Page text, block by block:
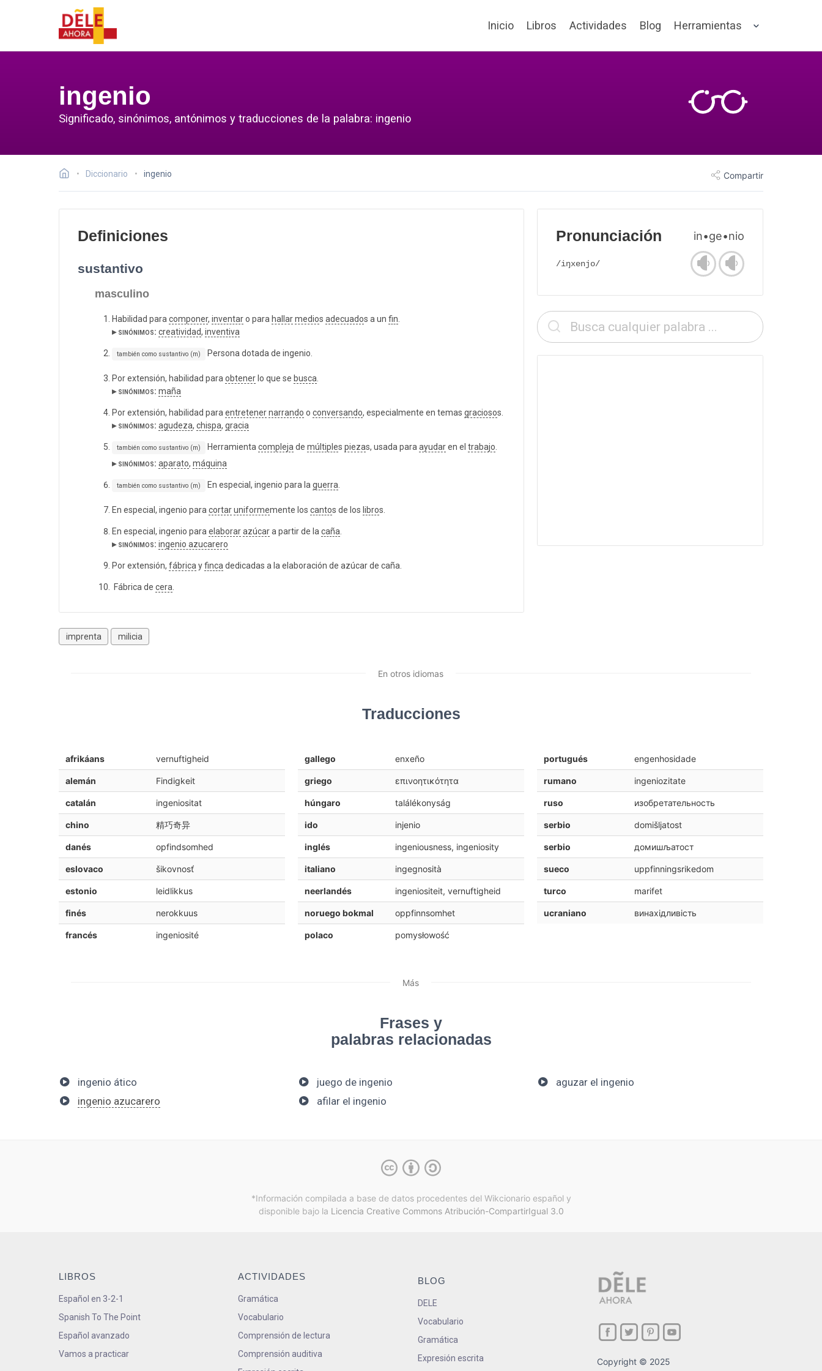
Inicio Libros Actividades Blog Herramientas
ingenio
Significado, sinónimos, antónimos y traducciones de la palabra: ingenio
Diccionario ingenio Compartir
Definiciones
sustantivo
masculino
Habilidad paracomponer, inventaro para hallarmedios adecuados a un fin.
▸ sinónimos: creatividad, inventiva
también como sustantivo (m) Persona dotada de ingenio.
Por extensión, habilidad paraobtener lo que se busca.
▸ sinónimos: maña
Por extensión, habilidad paraentretenernarrando o conversando, especialmente en temas graciosos.
▸ sinónimos: agudeza, chispa, gracia
también como sustantivo (m) Herramientacomplejade múltiples piezas, usada paraayudaren el trabajo.
▸ sinónimos: aparato, máquina
también como sustantivo (m) En especial, ingenio para laguerra.
En especial, ingenio paracortaruniformemente los cantos de los libros.
En especial, ingenio paraelaborarazúcara partir de lacaña.
▸ sinónimos: ingenio azucarero
Por extensión, fábricayfincadedicadas a la elaboración de azúcar de caña.
Fábrica de cera.
imprenta milicia
Pronunciación in•ge•nio
/iŋxenjo/
En otros idiomas
Traducciones
afrikáans vernuftigheid
alemán Findigkeit
catalán ingeniositat
chino 精巧奇异
danés opfindsomhed
eslovaco šikovnosť
estonio leidlikkus
finés nerokkuus
francés ingeniosité
gallego enxeño
griego επινοητικότητα
húngaro találékonyság
ido injenio
inglés ingeniousness, ingeniosity
italiano ingegnosità
neerlandés ingeniositeit, vernuftigheid
noruego bokmal oppfinnsomhet
polaco pomysłowość
portugués engenhosidade
rumano ingeniozitate
ruso изобретательность
serbio domišljatost
serbio домишљатост
sueco uppfinningsrikedom
turco marifet
ucraniano винахідливість
Más
Frases y
palabras relacionadas
ingenio ático
ingenio azucarero
juego de ingenio
afilar el ingenio
aguzar el ingenio
*Información compilada a base de datos procedentes del Wikcionario español y
disponible bajo la Licencia Creative Commons Atribución-CompartirIgual 3.0
LIBROS
Español en 3-2-1
Spanish To The Point
Español avanzado
Vamos a practicar
ACTIVIDADES
Gramática
Vocabulario
Comprensión de lectura
Comprensión auditiva
BLOG
DELE
Vocabulario
Gramática
Expresión escrita
Copyright © 2025